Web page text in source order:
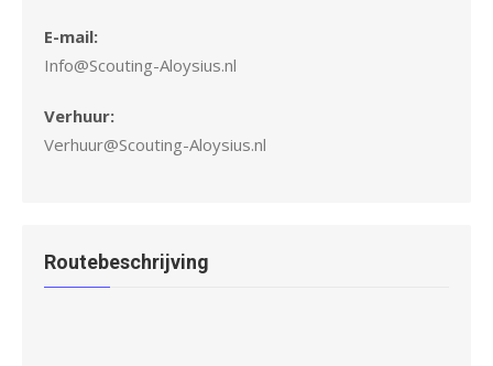
E-mail:
Info@Scouting-Aloysius.nl
Verhuur:
Verhuur@Scouting-Aloysius.nl
Routebeschrijving